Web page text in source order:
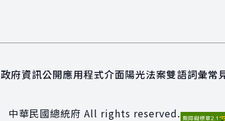
政府資訊公開應用程式介面陽光法案雙語詞彙常
中華民國總統府 All rights reserved.